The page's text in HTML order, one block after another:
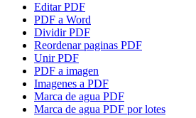
Editar PDF
PDF a Word
Dividir PDF
Reordenar paginas PDF
Unir PDF
PDF a imagen
Imagenes a PDF
Marca de agua PDF
Marca de agua PDF por lotes